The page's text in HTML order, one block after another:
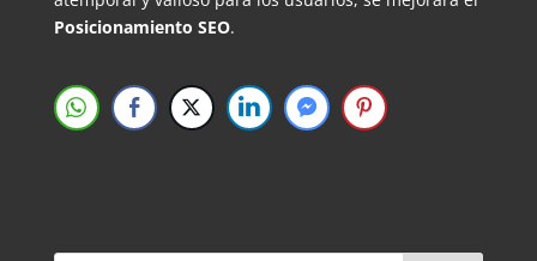
Posicionamiento SEO.